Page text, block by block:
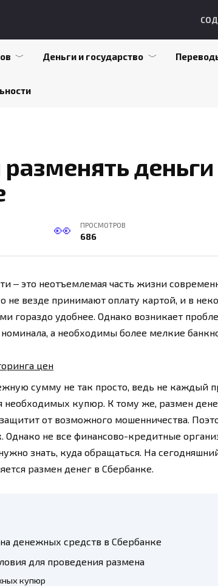
Деньги и государство
деньги
ПРОСМОТРОВ
686
‒ это неотъемлемая часть жизни
не везде принимают оплату картой, и в
гораздо удобнее. Однако возникает
а необходимы более мелкие
сумму не так просто, ведь не каждый
необходимых купюр. К тому же, размен
от возможного мошенничества.
Однако не все финансово-кредитные
знать, куда обращаться. На
размен денег в Сбербанке.
денежных средств в Сбербанке
для проведения размена
купюр